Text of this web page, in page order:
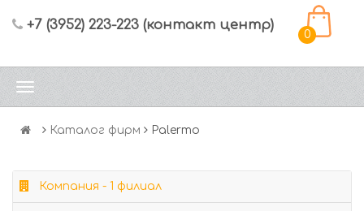
+7 (3952) 223-223 (контакт центр)
0
Каталог фирм Palermo
Компания - 1 филиал